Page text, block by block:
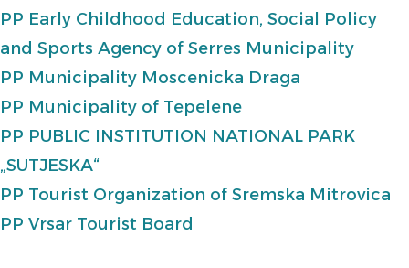
PP Early Childhood Education, Social Policy
and Sports Agency of Serres Municipality
PP Municipality Moscenicka Draga
PP Municipality of Tepelene
PP PUBLIC INSTITUTION NATIONAL PARK
„SUTJESKA“
PP Tourist Organization of Sremska Mitrovica
PP Vrsar Tourist Board